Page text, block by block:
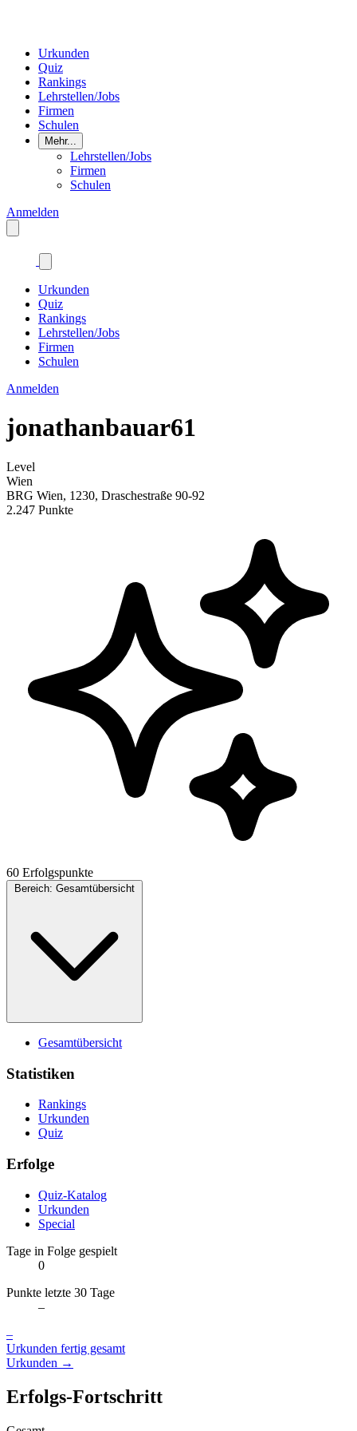
Urkunden
Quiz
Rankings
Lehrstellen/Jobs
Firmen
Schulen
Mehr...
Lehrstellen/Jobs
Firmen
Schulen
Anmelden
Urkunden
Quiz
Rankings
Lehrstellen/Jobs
Firmen
Schulen
Anmelden
jonathanbauar61
Level
Wien
BRG Wien, 1230, Draschestraße 90-92
2.247 Punkte
60 Erfolgspunkte
Bereich: Gesamtübersicht
Gesamtübersicht
Statistiken
Rankings
Urkunden
Quiz
Erfolge
Quiz-Katalog
Urkunden
Special
Tage in Folge gespielt
0
Punkte letzte 30 Tage
–
–
Urkunden fertig gesamt
Urkunden →
Erfolgs-Fortschritt